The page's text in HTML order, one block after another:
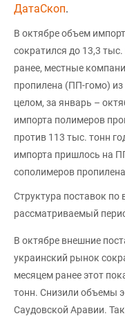
ДатаCкоп.
В октябре объем
сократился до 13,3
ранее, местные
пропилена (ПП-гомо)
целом, за январь –
импорта полимеров
против 113 тыс. тонн
импорта пришлось на
сополимеров
Структура поставок по
рассматриваемый
В октябре внешние
украинский рынок
месяцем ранее этот
тонн. Снизили объемы
Саудовской Аравии.